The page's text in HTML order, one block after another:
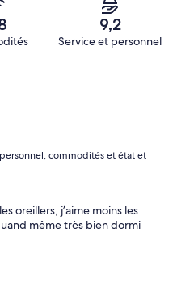
9,2
Service et personnel
commodités et état et
oreillers, j’aime moins les
même très bien dormi